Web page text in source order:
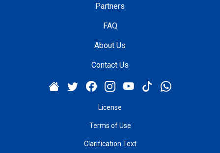
Partners
FAQ
About Us
Contact Us
License
Terms of Use
Clarification Text